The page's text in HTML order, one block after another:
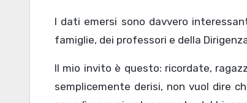
I dati emersi sono davvero
famiglie, dei professori e della
Il mio invito è questo: ricordate,
semplicemente derisi, non vuol dire